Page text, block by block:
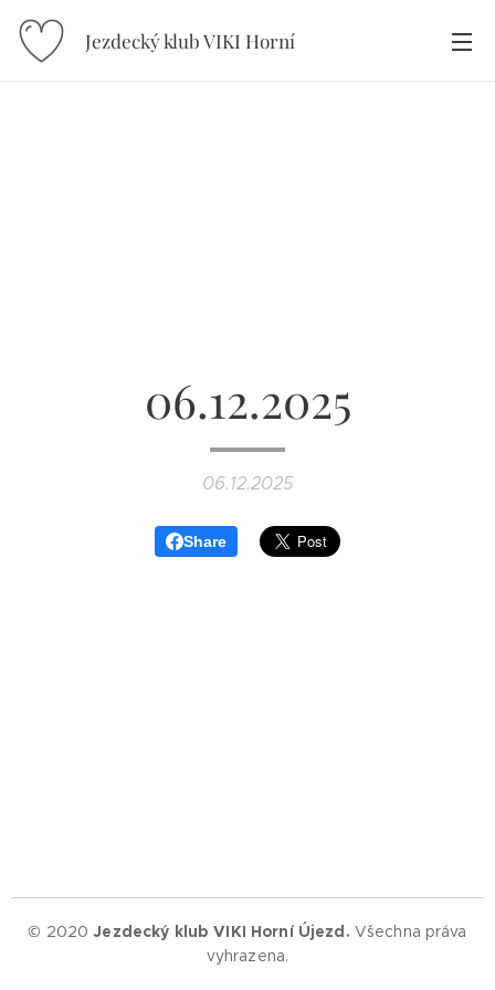
Jezdecký klub VIKI Horní
06.12.2025
06.12.2025
Share
© 2020Jezdecký klub VIKI Horní Újezd. Všechna práva
vyhrazena.